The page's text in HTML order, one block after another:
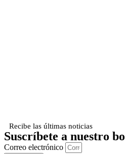
Recibe las últimas noticias
Suscríbete a nuestro
Correo electrónico